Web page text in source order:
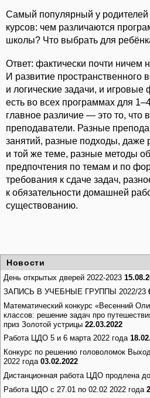
Самый популярный у
курсов: чем различаются
школы? Что выбрать для
Ответ: фактически почти ничем
И развитие пространственного
и логические задачи, и
есть во всех программах для
главное различие — это то, что
преподаватели. Разные
занятий, разные подходы, даже
и той же теме, разные методы
предпочтения по темам и по
требования к сдаче задач,
к обязательности домашней
существованию.
Новости
День открытых дверей 2022-2023
ЗАПИСЬ В УЧЕБНЫЕ ГРУППЫ 2022/23
Математический конкурс «Весенний
классов: решение задач про
приз Золотой устрицы 22.03.2022
Работа ЦДО 5 и 6 марта 2022 года
Конкурс по решению головоломок
2022 года 03.02.2022
Дистанционная работа ЦДО продлена
Работа ЦДО с 27.01 по 02.02 2022 года